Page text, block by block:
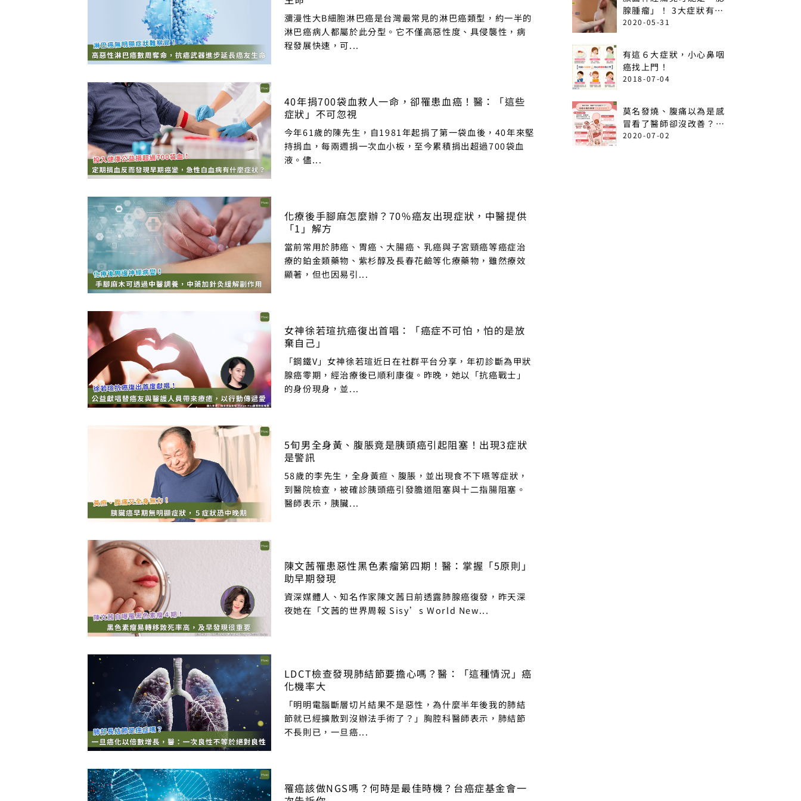
瀰漫性大B細胞淋巴癌是台灣最常見的淋巴癌類型，約一半的
淋巴癌病人都屬於此分型。它不僅高惡性度、具侵襲性，病
程發展快速，可...
40年捐700袋血救人一命，卻罹患血癌！醫：「這些
症狀」不可忽視
今年61歲的陳先生，自1981年起捐了第一袋血後，40年來堅
持捐血，每兩週捐一次血小板，至今累積捐出超過700袋血
液。儘...
化療後手腳麻怎麼辦？70%癌友出現症狀，中醫提供
「1」解方
當前常用於肺癌、胃癌、大腸癌、乳癌與子宮頸癌等癌症治
療的鉑金類藥物、紫杉醇及長春花鹼等化療藥物，雖然療效
顯著，但也因易引...
女神徐若瑄抗癌復出首唱：「癌症不可怕，怕的是放
棄自己」
「鋼鐵V」女神徐若瑄近日在社群平台分享，年初診斷為甲狀
腺癌零期，經治療後已順利康復。昨晚，她以「抗癌戰士」
的身份現身，並...
5旬男全身黃、腹脹竟是胰頭癌引起阻塞！出現3症狀
是警訊
58歲的李先生，全身黃疸、腹脹，並出現食不下嚥等症狀，
到醫院檢查，被確診胰頭癌引發膽道阻塞與十二指腸阻塞。
醫師表示，胰臟...
陳文茜罹患惡性黑色素瘤第四期！醫：掌握「5原則」
助早期發現
資深媒體人、知名作家陳文茜日前透露肺腺癌復發，昨天深
夜她在「文茜的世界周報 Sisy’s World New...
LDCT檢查發現肺結節要擔心嗎？醫：「這種情況」癌
化機率大
「明明電腦斷層切片結果不是惡性，為什麼半年後我的肺結
節就已經擴散到沒辦法手術了？」胸腔科醫師表示，肺結節
不長則已，一旦癌...
罹癌該做NGS嗎？何時是最佳時機？台癌症基金會一
腺腫瘤」！ 3大症狀有癌
變可能
2020-05-31
有這６大症狀，小心鼻咽
癌找上門！
2018-07-04
莫名發燒、腹痛以為是感
冒看了醫師卻沒改善？出
現這6情形恐是急性白血
2020-07-02